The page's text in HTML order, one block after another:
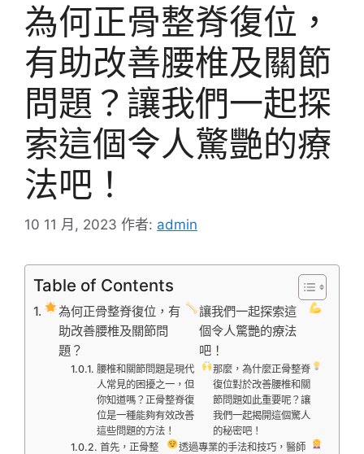
為何正骨整脊復位，
有助改善腰椎及關節
問題？讓我們一起探
索這個令人驚艷的療
法吧！
10 11 月, 2023 作者: admin
Table of Contents
為何正骨整脊復位，有
助改善腰椎及關節問
題？
讓我們一起探索這
個令人驚艷的療法
吧！
腰椎和關節問題是現代
人常見的困擾之一，但
你知道嗎？正骨整脊復
位是一種能夠有效改善
這些問題的方法！
那麼，為什麼正骨整脊
復位對於改善腰椎和關
節問題如此重要呢？讓
我們一起揭開這個驚人
的秘密吧！
首先，正骨整
透過專業的手法和技巧，醫師